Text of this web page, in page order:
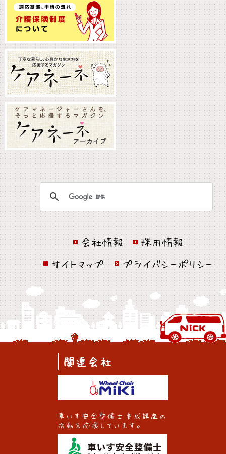
会社情報 採用情報
サイトマップ プライバシーポリシー
関連会社
車いす安全整備士養成講座の
活動を応援しています。